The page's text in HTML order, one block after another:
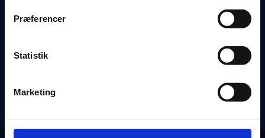
Præferencer
Statistik
Marketing